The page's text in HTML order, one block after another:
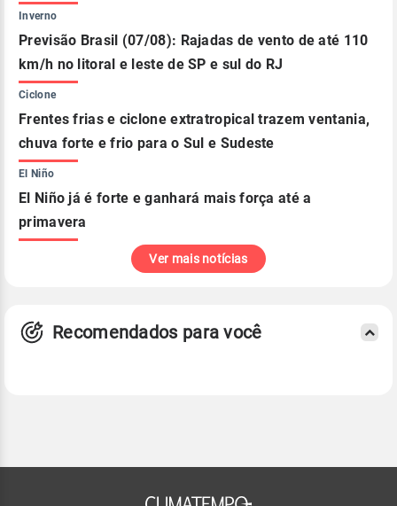
Inverno
Previsão Brasil (07/08): Rajadas de vento de até 110
km/h no litoral e leste de SP e sul do RJ
Ciclone
Frentes frias e ciclone extratropical trazem ventania,
chuva forte e frio para o Sul e Sudeste
El Niño
El Niño já é forte e ganhará mais força até a
primavera
Ver mais notícias
Recomendados para você